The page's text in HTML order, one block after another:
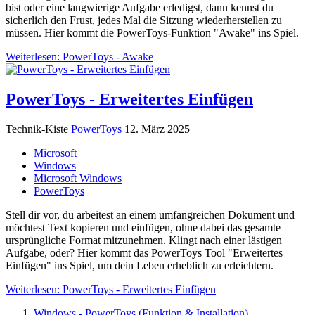
bist oder eine langwierige Aufgabe erledigst, dann kennst du
sicherlich den Frust, jedes Mal die Sitzung wiederherstellen zu
müssen. Hier kommt die PowerToys-Funktion "Awake" ins Spiel.
Weiterlesen: PowerToys - Awake
PowerToys - Erweitertes Einfügen
Technik-Kiste PowerToys 12. März 2025
Microsoft
Windows
Microsoft Windows
PowerToys
Stell dir vor, du arbeitest an einem umfangreichen Dokument und
möchtest Text kopieren und einfügen, ohne dabei das gesamte
ursprüngliche Format mitzunehmen. Klingt nach einer lästigen
Aufgabe, oder? Hier kommt das PowerToys Tool "Erweitertes
Einfügen" ins Spiel, um dein Leben erheblich zu erleichtern.
Weiterlesen: PowerToys - Erweitertes Einfügen